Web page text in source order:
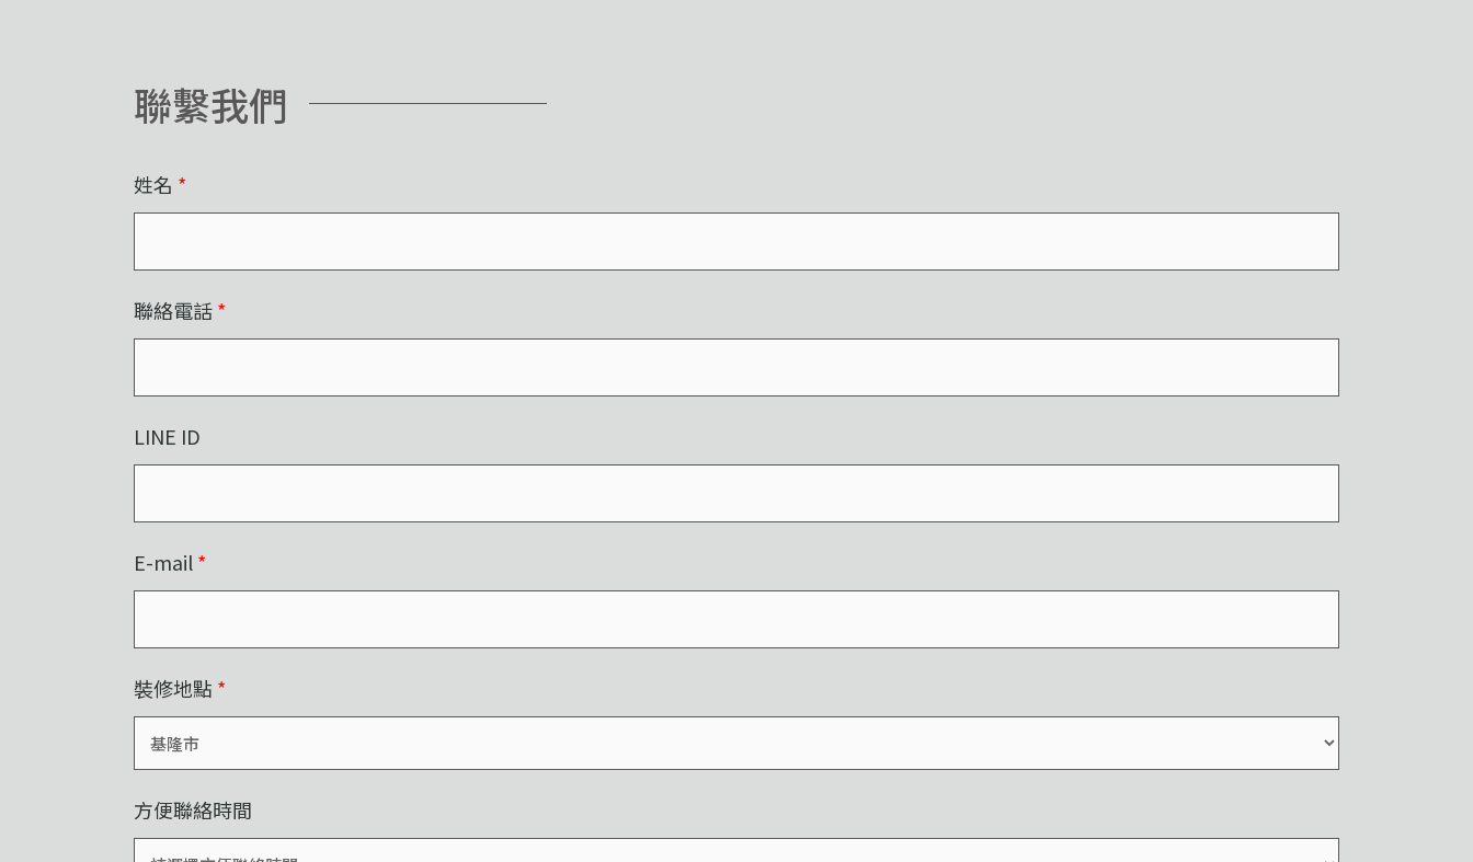
聯繫我們
姓名 *
聯絡電話*
LINE ID
E-mail*
裝修地點 *
方便聯絡時間